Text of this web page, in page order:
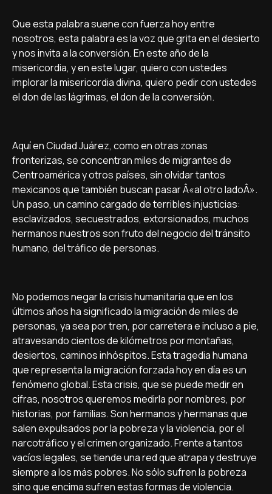
Que esta palabra suene con fuerza hoy entre
nosotros, esta palabra es la voz que grita en el desierto
y nos invita a la conversión. En este año de la
misericordia, y en este lugar, quiero con ustedes
implorar la misericordia divina, quiero pedir con ustedes
el don de las lágrimas, el don de la conversión.
Aquí­ en Ciudad Juárez, como en otras zonas
fronterizas, se concentran miles de migrantes de
Centroamérica y otros paí­ses, sin olvidar tantos
mexicanos que también buscan pasar Â«al otro ladoÂ».
Un paso, un camino cargado de terribles injusticias:
esclavizados, secuestrados, extorsionados, muchos
hermanos nuestros son fruto del negocio del tránsito
humano, del tráfico de personas.
No podemos negar la crisis humanitaria que en los
últimos años ha significado la migración de miles de
personas, ya sea por tren, por carretera e incluso a pie,
atravesando cientos de kilómetros por montañas,
desiertos, caminos inhóspitos. Esta tragedia humana
que representa la migración forzada hoy en dí­a es un
fenómeno global. Esta crisis, que se puede medir en
cifras, nosotros queremos medirla por nombres, por
historias, por familias. Son hermanos y hermanas que
salen expulsados por la pobreza y la violencia, por el
narcotráfico y el crimen organizado. Frente a tantos
vací­os legales, se tiende una red que atrapa y destruye
siempre a los más pobres. No sólo sufren la pobreza
sino que encima sufren estas formas de violencia.